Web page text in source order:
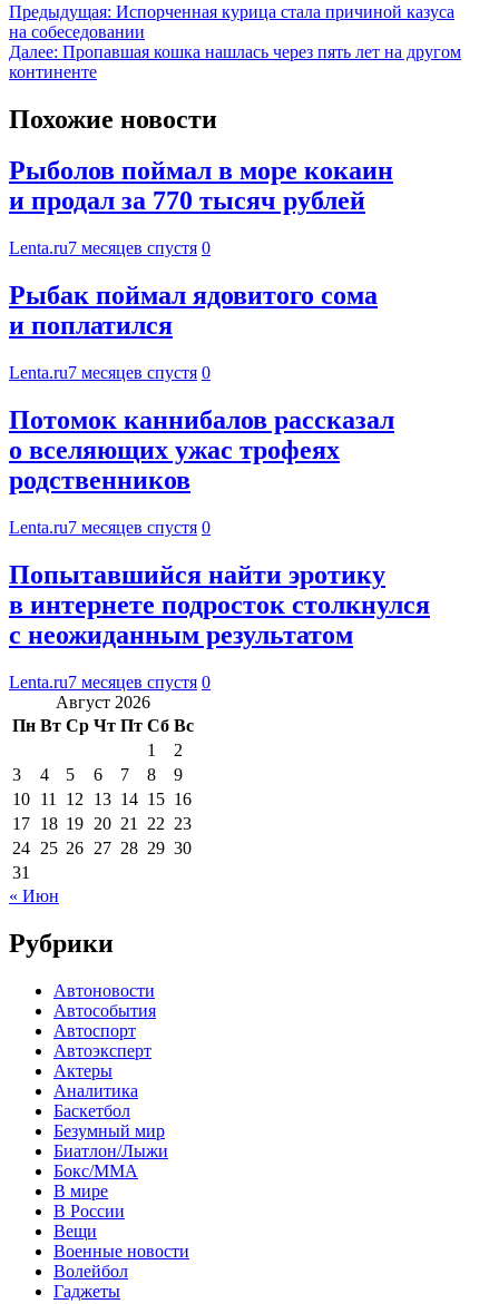
Предыдущая: Испорченная курица стала причиной казуса
на собеседовании
Далее: Пропавшая кошка нашлась через пять лет на другом
континенте
Похожие новости
Рыболов поймал в море кокаин
и продал за 770 тысяч рублей
Lenta.ru7 месяцев спустя 0
Рыбак поймал ядовитого сома
и поплатился
Lenta.ru7 месяцев спустя 0
Потомок каннибалов рассказал
о вселяющих ужас трофеях
родственников
Lenta.ru7 месяцев спустя 0
Попытавшийся найти эротику
в интернете подросток столкнулся
с неожиданным результатом
Lenta.ru7 месяцев спустя 0
Август 2026
Пн Вт Ср Чт Пт Сб Вс
1
2
3
4 5 6 7 8
9
10 11 12 13 14 15 16
17 18 19 20 21 22 23
24 25 26 27 28 29 30
31
« Июн
Рубрики
Автоновости
Автособытия
Автоспорт
Автоэксперт
Актеры
Аналитика
Баскетбол
Безумный мир
Биатлон/Лыжи
Бокс/MMA
В мире
В России
Вещи
Военные новости
Волейбол
Гаджеты